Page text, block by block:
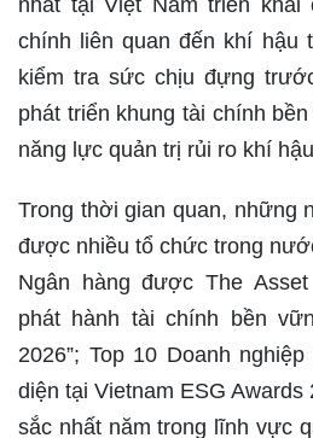
nhất tại Việt Nam triển khai
chính liên quan đến khí hậu
kiểm tra sức chịu đựng
phát triển khung tài chính
năng lực quản trị rủi ro khí
Trong thời gian quan, những
được nhiều tổ chức trong
Ngân hàng được The
phát hành tài chính bền
2026”; Top 10 Doanh
diện tại Vietnam ESG Awards
sắc nhất năm trong lĩnh vực